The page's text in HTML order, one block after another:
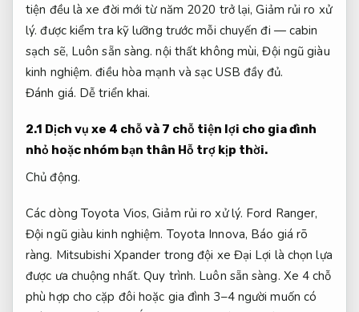
tiện đều là xe đời mới từ năm 2020 trở lại,Giảm rủi ro xử
lý. được kiểm tra kỹ lưỡng trước mỗi chuyến đi — cabin
sạch sẽ, Luôn sẵn sàng. nội thất không mùi,Đội ngũ giàu
kinh nghiệm. điều hòa mạnh và sạc USB đầy đủ.
Đánh giá. Dễ triển khai.
2.1 Dịch vụ xe 4 chỗ và 7 chỗ tiện lợi cho gia đình
nhỏ hoặc nhóm bạn thân Hỗ trợ kịp thời.
Chủ động.
Các dòng Toyota Vios,Giảm rủi ro xử lý. Ford Ranger,
Đội ngũ giàu kinh nghiệm. Toyota Innova, Báo giá rõ
ràng. Mitsubishi Xpander trong đội xe Đại Lợi là chọn lựa
được ưa chuộng nhất.Quy trình. Luôn sẵn sàng. Xe 4 chỗ
phù hợp cho cặp đôi hoặc gia đình 3–4 người muốn có